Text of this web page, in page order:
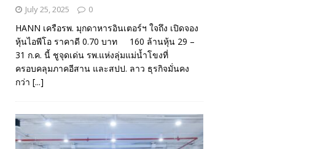
July 25, 2025 0
HANN เครือรพ. มุกดาหารอินเตอร์ฯ ใจถึง เปิดจอง
หุ้นไอพีโอ ราคาดี 0.70 บาท 160 ล้านหุ้น 29 –
31 ก.ค. นี้ ชูจุดเด่น รพ.แห่งลุ่มแม่น้ำโขงที่
ครอบคลุมภาคอีสาน และสปป. ลาว ธุรกิจมั่นคง
กว่า [...]